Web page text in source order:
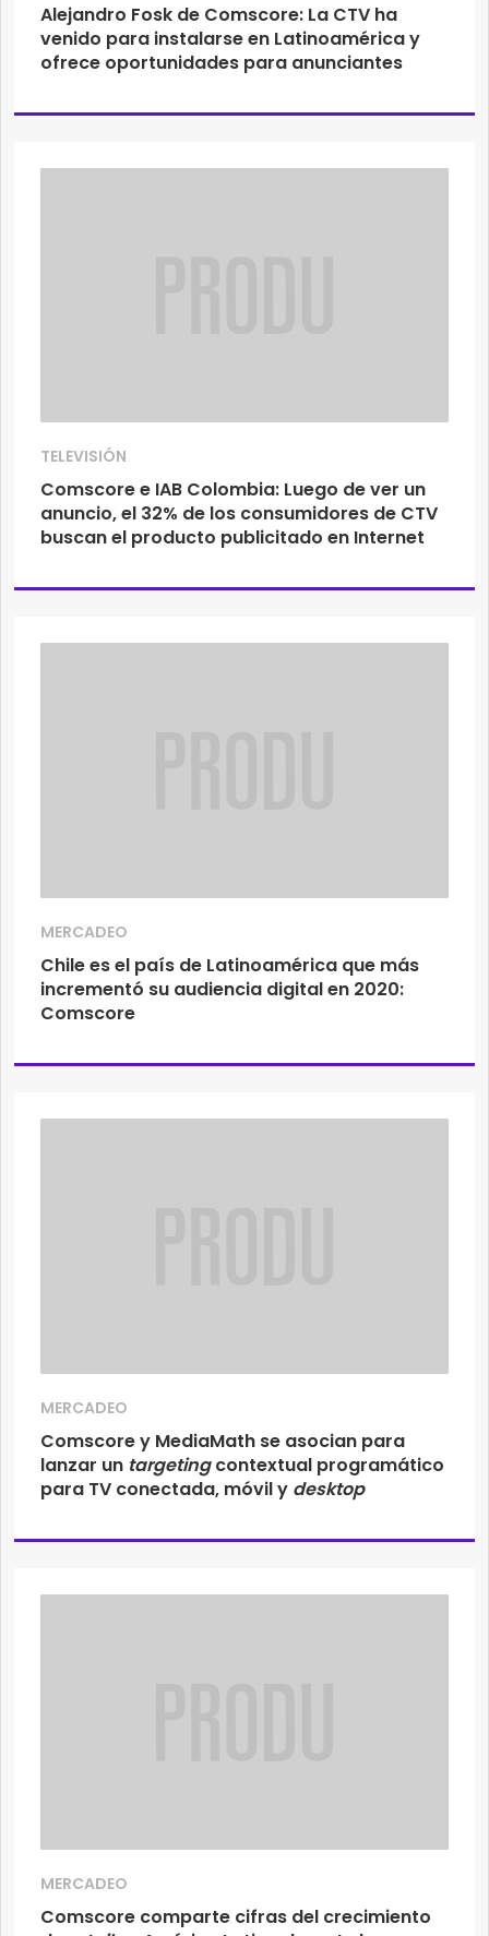
Alejandro Fosk de Comscore: La CTV ha
venido para instalarse en Latinoamérica y
ofrece oportunidades para anunciantes
TELEVISIÓN
Comscore e IAB Colombia: Luego de ver un
anuncio, el 32% de los consumidores de CTV
buscan el producto publicitado en Internet
MERCADEO
Chile es el país de Latinoamérica que más
incrementó su audiencia digital en 2020:
Comscore
MERCADEO
Comscore y MediaMath se asocian para
lanzar un targetingcontextual programático
para TV conectada, móvil y desktop
MERCADEO
Comscore comparte cifras del crecimiento